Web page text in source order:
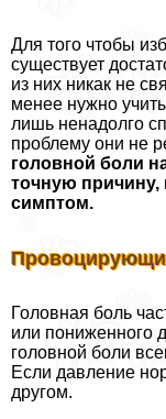
Для того чтобы
существует
из них никак не
менее нужно
лишь ненадолго
проблему они не
головной боли
точную причину,
симптом.
Головная боль
или пониженного
головной боли
Если давление
другом.